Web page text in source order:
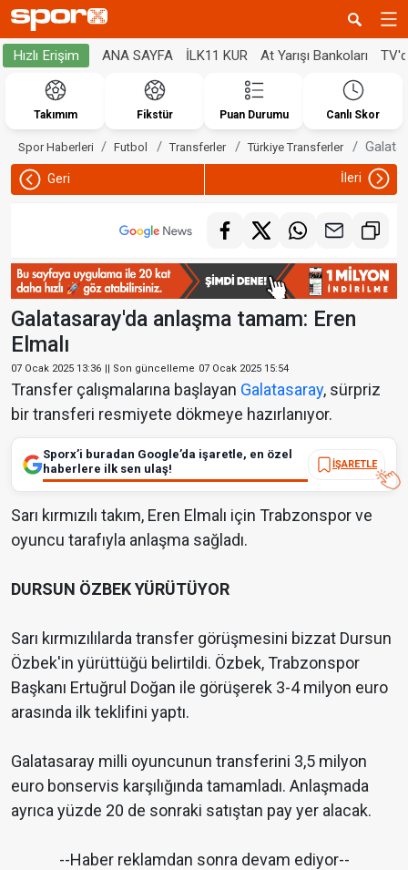
Hızlı Erişim ANA SAYFA İLK11 KUR At Yarışı Bankoları
Takımım Fikstür Puan Durumu Canlı Skor
Spor Haberleri Futbol Transferler Türkiye Transferler
Geri İleri
Galatasaray'da anlaşma tamam: Eren
Elmalı
07 Ocak 2025 13:36 || Son güncelleme 07 Ocak 2025 15:54
Transfer çalışmalarına başlayan Galatasaray, sürpriz
bir transferi resmiyete dökmeye hazırlanıyor.
Sporx’i buradan Google’da işaretle, en özel
haberlere ilk sen ulaş!
İŞARETLE
Sarı kırmızılı takım, Eren Elmalı için Trabzonspor ve
oyuncu tarafıyla anlaşma sağladı.
DURSUN ÖZBEK YÜRÜTÜYOR
Sarı kırmızılılarda transfer görüşmesini bizzat Dursun
Özbek'in yürüttüğü belirtildi. Özbek, Trabzonspor
Başkanı Ertuğrul Doğan ile görüşerek 3-4 milyon euro
arasında ilk teklifini yaptı.
Galatasaray milli oyuncunun transferini 3,5 milyon
euro bonservis karşılığında tamamladı. Anlaşmada
ayrıca yüzde 20 de sonraki satıştan pay yer alacak.
--Haber reklamdan sonra devam ediyor--